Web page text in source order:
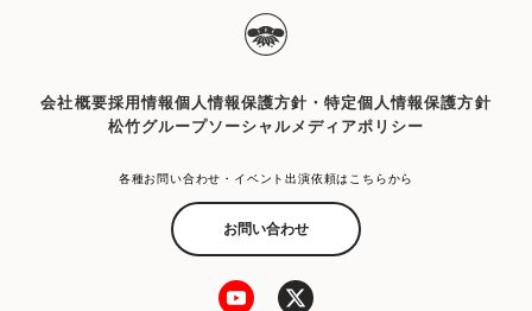
会社概要採用情報個人情報保護方針・特定個人情報保護方針
松竹グループソーシャルメディアポリシー
各種お問い合わせ・イベント出演依頼はこちらから
お問い合わせ